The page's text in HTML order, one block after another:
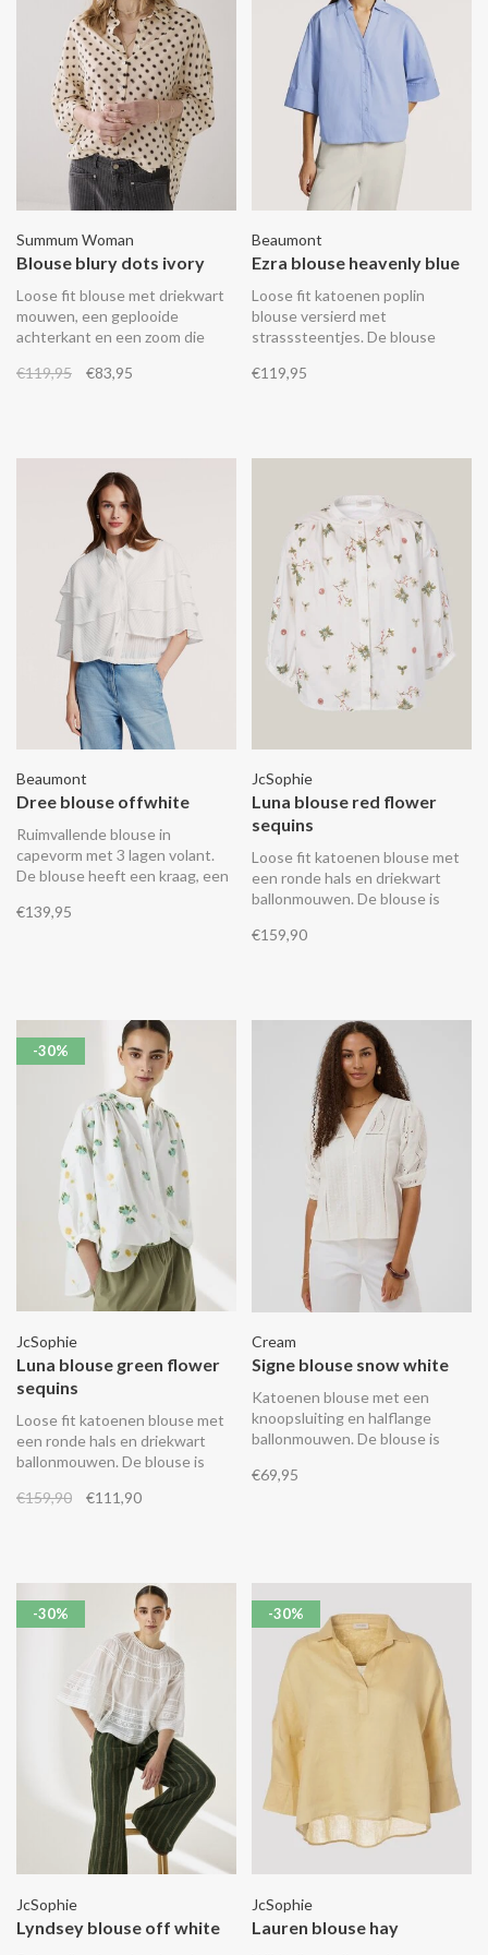
Summum Woman
Blouse blury dots ivory
Loose fit blouse met driekwart
mouwen, een geplooide
achterkant en een zoom die
€119,95
€83,95
Beaumont
Ezra blouse heavenly blue
Loose fit katoenen poplin
blouse versierd met
strasssteentjes. De blouse
grote brede manchetten, een V-
€119,95
Beaumont
Dree blouse offwhite
Ruimvallende blouse in
capevorm met 3 lagen volant.
De blouse heeft een kraag, een
taille.
€139,95
JcSophie
Luna blouse red flower
sequins
Loose fit katoenen blouse met
een ronde hals en driekwart
ballonmouwen. De blouse is
bloemen.
€159,90
-30%
JcSophie
Luna blouse green flower
sequins
Loose fit katoenen blouse met
een ronde hals en driekwart
ballonmouwen. De blouse is
bloemen.
€159,90 €111,90
Cream
Signe blouse snow white
Katoenen blouse met een
knoopsluiting en halflange
ballonmouwen. De blouse is
een gaatjespatroon.
€69,95
-30%
JcSophie
Lyndsey blouse off white
-30%
JcSophie
Lauren blouse hay